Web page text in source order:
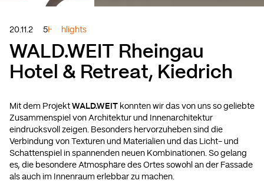
20.11.2025Highlights
WALD.WEIT Rheingau
Hotel & Retreat, Kiedrich
Mit dem Projekt WALD.WEIT konnten wir das von uns so geliebte
Zusammenspiel von Architektur und Innenarchitektur
eindrucksvoll zeigen. Besonders hervorzuheben sind die
Verbindung von Texturen und Materialien und das Licht- und
Schattenspiel in spannenden neuen Kombinationen. So gelang
es, die besondere Atmosphäre des Ortes sowohl an der Fassade
als auch im Innenraum erlebbar zu machen.